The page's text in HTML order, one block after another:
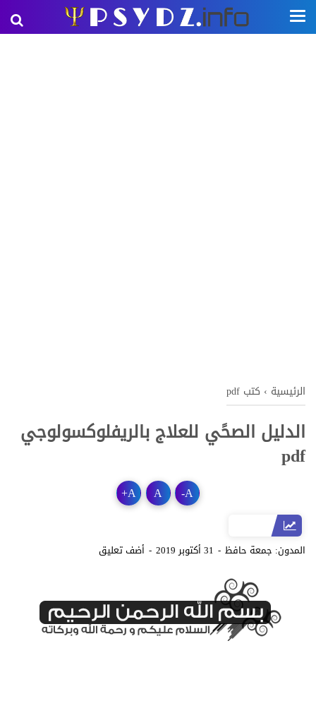
الرئيسية › كتب pdf
الدليل الصحًي للعلاج بالريفلوكسولوجي
pdf
A
-
A
A
+
المدون: جمعة حافظ 31 أكتوبر 2019 أضف تعليق